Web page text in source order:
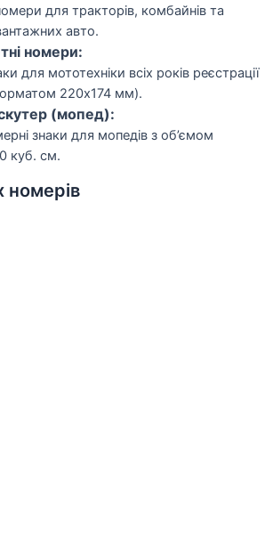
для тракторів, комбайнів та
авто.
номери:
для мототехніки всіх років реєстрації
220х174 мм).
(мопед):
знаки для мопедів з об’ємом
куб. см.
номерів